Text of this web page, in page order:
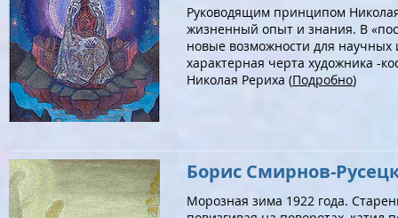
Руководящим принципом
жизненный опыт и знания. В
новые возможности для научных
характерная черта художника -
Николая Рериха (Подробно)
Борис Смирнов-
Морозная зима 1922 года.